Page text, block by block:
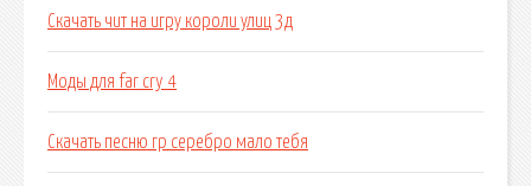
Скачать чит на игру короли улиц 3д
Моды для far cry 4
Скачать песню гр серебро мало тебя